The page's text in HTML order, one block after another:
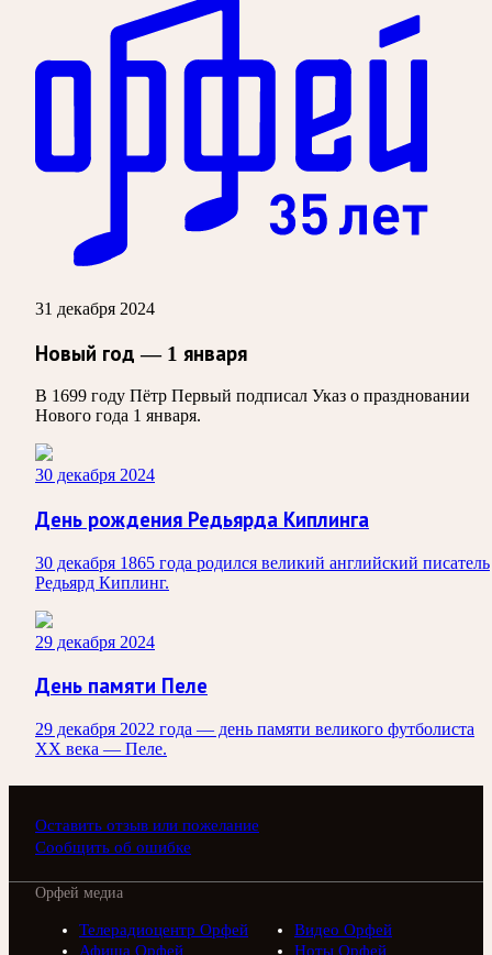
31 декабря 2024
Новый год — 1 января
В 1699 году Пётр Первый подписал Указ о праздновании
Нового года 1 января.
30 декабря 2024
День рождения Редьярда Киплинга
30 декабря 1865 года родился великий английский писатель
Редьярд Киплинг.
29 декабря 2024
День памяти Пеле
29 декабря 2022 года — день памяти великого футболиста
ХХ века — Пеле.
Оставить отзыв или пожелание
Сообщить об ошибке
Орфей медиа
Телерадиоцентр Орфей
Видео Орфей
Афиша Орфей
Ноты Орфей